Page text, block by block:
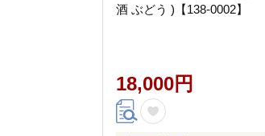
酒 ぶどう )【138-0002】
18,000円